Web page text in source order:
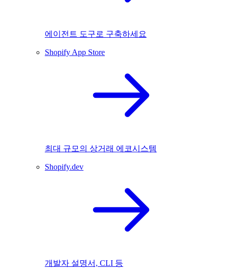
에이전트 도구로 구축하세요
Shopify App Store
최대 규모의 상거래 에코시스템
Shopify.dev
개발자 설명서, CLI 등